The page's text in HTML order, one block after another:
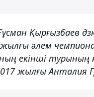
Қырғызбаев
әлем
екінші турының
жылғы Анталия